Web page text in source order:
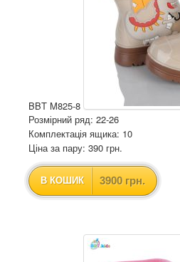
BBT M825-8
Розмірний ряд: 22-26
Комплектація ящика: 10
Ціна за пару: 390 грн.
В КОШИК 3900 грн.